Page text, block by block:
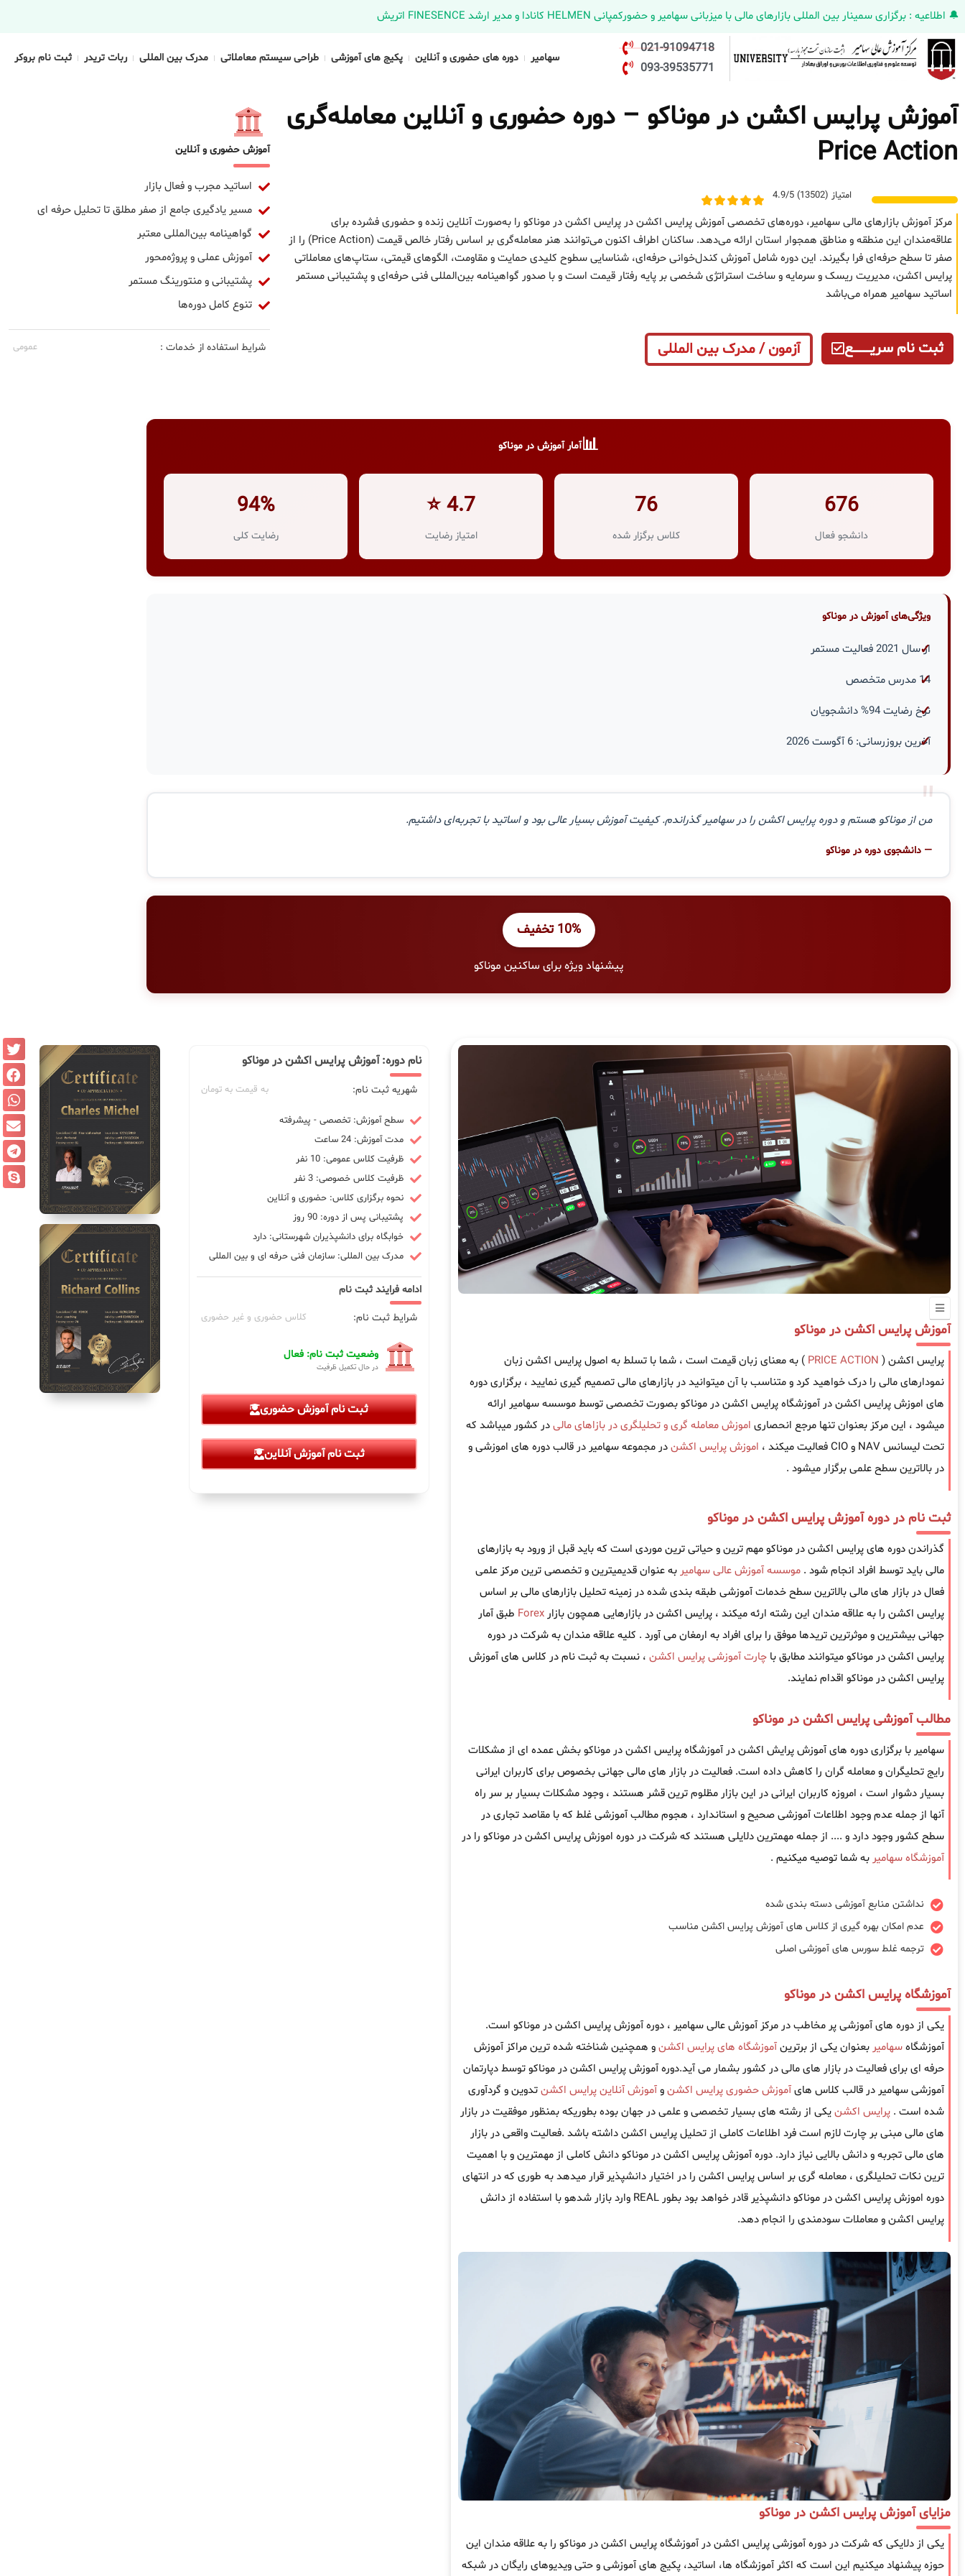
🔔 اطلاعیه : برگزاری سمینار بین المللی بازارهای مالی با میزبانی سهامیر و حضورکمپانی HELMEN کانادا و مدیر ارشد FINESENCE اتریش
021-91094718
093-39535771
سهامیر دوره های حضوری و آنلاین پکیج های آموزشی طراحی سیستم معاملاتی مدرک بین المللی ربات تریدر ثبت نام بروکر
آموزش پرایس اکشن در موناکو – دوره حضوری و آنلاین معامله‌گری
Price Action
امتیاز (13502) 4.9/5
مرکز آموزش بازارهای مالی سهامیر، دوره‌های تخصصی آموزش پرایس اکشن در پرایس اکشن در موناکو را به‌صورت آنلاین زنده و حضوری فشرده برای
علاقه‌مندان این منطقه و مناطق همجوار استان ارائه می‌دهد. ساکنان اطراف اکنون می‌توانند هنر معامله‌گری بر اساس رفتار خالص قیمت (Price Action) را از
صفر تا سطح حرفه‌ای فرا بگیرند. این دوره شامل آموزش کندل‌خوانی حرفه‌ای، شناسایی سطوح کلیدی حمایت و مقاومت، الگوهای قیمتی، ستاپ‌های معاملاتی
پرایس اکشن، مدیریت ریسک و سرمایه و ساخت استراتژی شخصی بر پایه رفتار قیمت است و با صدور گواهینامه بین‌المللی فنی حرفه‌ای و پشتیبانی مستمر
اساتید سهامیر همراه می‌باشد
ثبت نام سریــــــــــــع آزمون / مدرک بین المللی
آموزش حضوری و آنلاین
اساتید مجرب و فعال بازار
مسیر یادگیری جامع از صفر مطلق تا تحلیل حرفه ای
گواهینامه بین‌المللی معتبر
آموزش عملی و پروژه‌محور
پشتیبانی و منتورینگ مستمر
تنوع کامل دوره‌ها
شرایط استفاده از خدمات : عمومی
📊آمار آموزش در موناکو
676
دانشجو فعال
76
کلاس برگزار شده
4.7 ⭐
امتیاز رضایت
94%
رضایت کلی
ویژگی‌های آموزش در موناکو
از سال 2021 فعالیت مستمر
14 مدرس متخصص
نرخ رضایت 94% دانشجویان
آخرین بروزرسانی: 6 آگوست 2026
"
من از موناکو هستم و دوره پرایس اکشن را در سهامیر گذراندم. کیفیت آموزش بسیار عالی بود و اساتید با تجربه‌ای داشتیم.
— دانشجوی دوره در موناکو
10% تخفیف
پیشنهاد ویژه برای ساکنین موناکو
آموزش پرایس اکشن در موناکو
پرایس اکشن ( PRICE ACTION ) به معنای زبان قیمت است ، شما با تسلط به اصول پرایس اکشن زبان
نمودارهای مالی را درک خواهید کرد و متناسب با آن میتوانید در بازارهای مالی تصمیم گیری نمایید ، برگزاری دوره
های اموزش پرایس اکشن در آموزشگاه پرایس اکشن در موناکو بصورت تخصصی توسط موسسه سهامیر ارائه
میشود ، این مرکز بعنوان تنها مرجع انحصاری اموزش معامله گری و تحلیلگری در بازاهای مالیدر کشور میباشد که
تحت لیسانس NAV و CIO فعالیت میکند ،
اموزش پرایس اکشندر مجموعه سهامیر در قالب دوره های اموزشی و
در بالاترین سطح علمی برگزار میشود .
ثبت نام در دوره آموزش پرایس اکشن در موناکو
گذراندن دوره های پرایس اکشن در موناکو مهم ترین و حیاتی ترین موردی است که باید قبل از ورود به بازارهای
مالی باید توسط افراد انجام شود . موسسه آموزش عالی سهامیر به عنوان قدیمیترین و تخصصی ترین مرکز علمی
فعال در بازار های مالی بالاترین سطح خدمات آموزشی طبقه بندی شده در زمینه تحلیل بازارهای مالی بر اساس
پرایس اکشن را به علاقه مندان این رشته ارئه میکند ، پرایس اکشن در بازارهایی همچون بازار Forex طبق آمار
جهانی بیشترین و موثرترین تریدها موفق را برای افراد به ارمغان می آورد . کلیه علاقه مندان به شرکت در دوره
پرایس اکشن در موناکو میتوانند مطابق با چارت آموزشی پرایس اکشن ، نسبت به ثبت نام در کلاس های آموزش
پرایس اکشن در موناکو اقدام نمایند.
مطالب آموزشی پرایس اکشن در موناکو
سهامیر با برگزاری دوره های آموزش پرایش اکشن در آموزشگاه پرایس اکشن در موناکو بخش عمده ای از مشکلات
رایج تحلیگران و معامله گران را کاهش داده است. فعالیت در بازار های مالی جهانی بخصوص برای کاربران ایرانی
بسیار دشوار است ، امروزه کاربران ایرانی در این بازار مظلوم ترین قشر هستند ، وجود مشکلات بسیار بر سر راه
آنها از جمله عدم وجود اطلاعات آموزشی صحیح و استاندارد ، هجوم مطالب آموزشی غلط که با مقاصد تجاری در
سطح کشور وجود دارد و .... از جمله مهمترین دلایلی هستند که شرکت در دوره اموزش پرایس اکشن در موناکو را در
آموزشگاه سهامیر به شما توصیه میکنیم .
نداشتن منابع آموزشی دسته بندی شده
عدم امکان بهره گیری از کلاس های آموزش پرایس اکشن مناسب
ترجمه غلط سورس های آموزشی اصلی
آموزشگاه پرایس اکشن در موناکو
یکی از دوره های آموزشی پر مخاطب در مرکز آموزش عالی سهامیر ، دوره آموزش پرایس اکشن در موناکو است.
آموزشگاهسهامیربعنوان یکی از برترینآموزشگاه های پرایس اکشنو همچنین شناخته شده ترین مراکز آموزش
حرفه ای برای فعالیت در بازار های مالی در کشور بشمار می آید.دوره آموزش پرایس اکشن در موناکو توسط دپارتمان
آموزشی سهامیر در قالب کلاس هایآموزش حضوری پرایس اکشنوآموزش آنلاین پرایس اکشنتدوین و گردآوری
شده است . پرایس اکشنیکی از رشته های بسیار تخصصی و علمی در جهان بوده بطوریکه بمنظور موفقیت در بازار
های مالی مبنی بر چارت لازم است فرد اطلاعات کاملی از تحلیل پرایس اکشن داشته باشد .فعالیت واقعی در بازار
های مالی تجربه و دانش بالایی نیاز دارد. دوره آموزش پرایس اکشن در موناکو دانش کاملی از مهمترین و با اهمیت
ترین نکات تحلیلگری ، معامله گری بر اساس پرایس اکشن را در اختیار دانشپذیر قرار میدهد به طوری که در انتهای
دوره اموزش پرایس اکشن در موناکو دانشپذیر قادر خواهد بود بطور REAL وارد بازار شدهو با استفاده از دانش
پرایس اکشن و معاملات سودمندی را انجام دهد.
مزایای آموزش پرایس اکشن در موناکو
یکی از دلایکی که شرکت در دوره آموزشی پرایس اکشن در آموزشگاه پرایس اکشن در موناکو را به علاقه مندان این
حوزه پیشنهاد میکنیم این است که اکثر آموزشگاه ها، اساتید، پکیج های آموزشی و حتی ویدیوهای رایگان در شبکه
نام دوره: آموزش پرایس اکشن در موناکو
شهریه ثبت نام: به قیمت به تومان
سطح آموزش: تخصصی - پیشرفته
مدت آموزش: 24 ساعت
ظرفیت کلاس عمومی: 10 نفر
ظرفیت کلاس خصوصی: 3 نفر
نحوه برگزاری کلاس: حضوری و آنلاین
پشتیبانی پس از دوره: 90 روز
خوابگاه برای دانشپذیران شهرستانی: دارد
مدرک بین المللی: سازمان فنی حرفه ای و بین المللی
ادامه فرایند ثبت نام
شرایط ثبت نام: کلاس حضوری و غیر حضوری
وضعیت ثبت نام: فعال
در حال تکمیل ظرفیت
ثبت نام آموزش حضوری
ثبت نام آموزش آنلاین